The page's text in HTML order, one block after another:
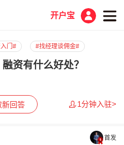
开户宝
门# #找经理谈佣金#
资有什么好处？
新回答 1分钟入驻>
首发